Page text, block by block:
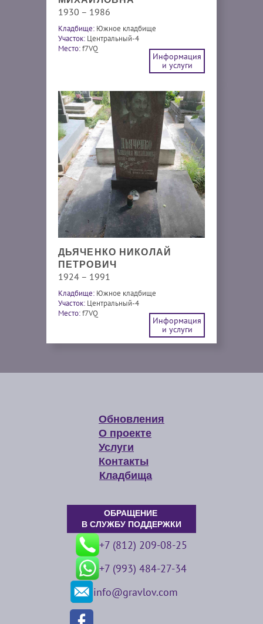
1930 – 1986
Кладбище: Южное кладбище
Участок: Центральный-4
Место:f7VQ
Информация
и услуги
ДЬЯЧЕНКО НИКОЛАЙ
ПЕТРОВИЧ
1924 – 1991
Кладбище: Южное кладбище
Участок: Центральный-4
Место:f7VQ
Информация
и услуги
Обновления
О проекте
Услуги
Контакты
Кладбища
ОБРАЩЕНИЕ
В СЛУЖБУ ПОДДЕРЖКИ
+7 (812) 209-08-25
+7 (993) 484-27-34
info@gravlov.com